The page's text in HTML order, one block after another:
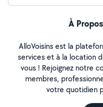
À
AlloVoisins est la
services et à la location
vous ! Rejoignez notre
membres,
votre quotidien